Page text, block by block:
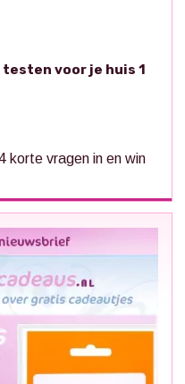
voor je huis 1
korte vragen in en win